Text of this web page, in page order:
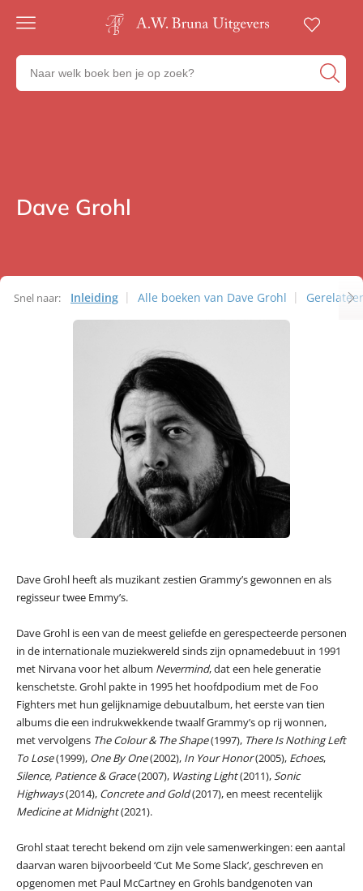
Gratis
23:00
Gratis
Zoeken
naar
Auteurs
Dave Grohl
Snel naar: Inleiding Alle boeken van Dave Grohl
Dave Grohl heeft als muzikant zestien Grammy’s gewonnen en als
regisseur twee Emmy’s.
Dave Grohl is een van de meest geliefde en gerespecteerde personen
in de internationale muziekwereld sinds zijn opnamedebuut in 1991
met Nirvana voor het album Nevermind, dat een hele generatie
kenschetste. Grohl pakte in 1995 het hoofdpodium met de Foo
Fighters met hun gelijknamige debuutalbum, het eerste van tien
albums die een indrukwekkende twaalf Grammy’s op rij wonnen,
met vervolgens The Colour & The Shape(1997), There Is Nothing Left
To Lose(1999), One By One(2002), In Your Honor(2005), Echoes,
Silence, Patience & Grace(2007), Wasting Light(2011),Sonic
Highways(2014), Concrete and Gold(2017), en meest recentelijk
Medicine at Midnight(2021).
Grohl staat terecht bekend om zijn vele samenwerkingen: een aantal
daarvan waren bijvoorbeeld ‘Cut Me Some Slack’, geschreven en
opgenomen met Paul McCartney en Grohls bandgenoten van